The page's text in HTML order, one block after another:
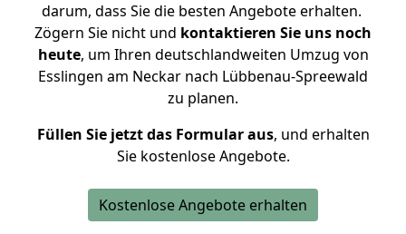
darum, dass Sie die besten Angebote erhalten.
Zögern Sie nicht und kontaktieren Sie uns noch
heute, um Ihren deutschlandweiten Umzug von
Esslingen am Neckar nach Lübbenau-Spreewald
zu planen.
Füllen Sie jetzt das Formular aus, und erhalten
Sie kostenlose Angebote.
Kostenlose Angebote erhalten